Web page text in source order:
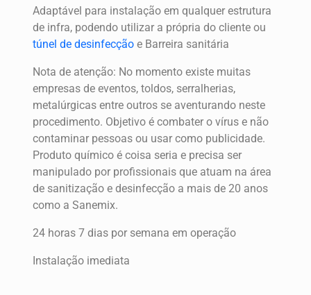
Adaptável para instalação em qualquer estrutura
de infra, podendo utilizar a própria do cliente ou
túnel de desinfecçãoe Barreira sanitária
Nota de atenção: No momento existe muitas
empresas de eventos, toldos, serralherias,
metalúrgicas entre outros se aventurando neste
procedimento. Objetivo é combater o vírus e não
contaminar pessoas ou usar como publicidade.
Produto químico é coisa seria e precisa ser
manipulado por profissionais que atuam na área
de sanitização e desinfecção a mais de 20 anos
como a Sanemix.
24 horas 7 dias por semana em operação
Instalação imediata